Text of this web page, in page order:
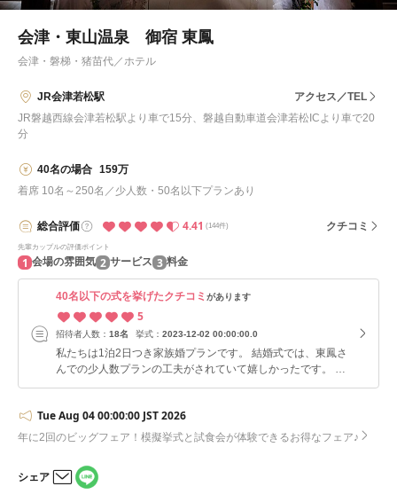
会津・東山温泉 御宿 東鳳
会津・磐梯・猪苗代／ホテル
JR会津若松駅
アクセス／TEL
JR磐越西線会津若松駅より車で15分、磐越自動車道会津若松ICより車で20
分
40名の場合 159万
着席 10名～250名／少人数・50名以下プランあり
総合評価 4.41 (144件) クチコミ
先輩カップルの評価ポイント
1 会場の雰囲気 2 サービス 3 料金
40名以下の式を挙げたクチコミ があります
5
招待者人数： 18名 挙式： 2023-12-02 00:00:00.0
私たちは1泊2日つき家族婚プランです。 結婚式では、東鳳さ
んでの少人数プランの工夫がされていて嬉しかったです。 ま
た家族1人１人の写真も色んな視点からたくさん撮ってもらえ
を大きく幅広く使う工夫がされていました。家族が各列に１人
ずつ分散して整列してフラワーシャワーをしてくれました。１
イオリン奏者や聖歌隊の生演奏 の中で挙式をすることができ
ました。 ソアラでのお披露目会では新郎新婦と家族が大きな
Tue Aug 04 00:00:00 JST 2026
年に2回のビッグフェア！模擬挙式と試食会が体験できるお得なフェア♪
シェア